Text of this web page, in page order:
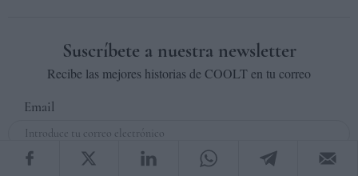
Suscríbete a nuestra newsletter
Recibe las mejores historias de COOLT en tu correo
Email
Suscribirse